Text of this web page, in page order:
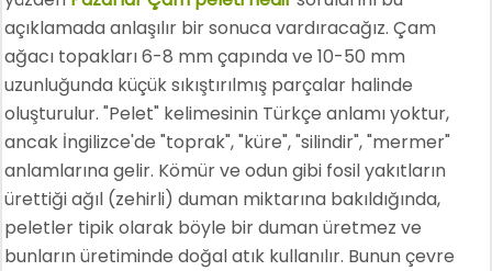
açıklamada anlaşılır bir sonuca vardıracağız. Çam
ağacı topakları 6-8 mm çapında ve 10-50 mm
uzunluğunda küçük sıkıştırılmış parçalar halinde
oluşturulur. "Pelet" kelimesinin Türkçe anlamı yoktur,
ancak İngilizce'de "toprak", "küre", "silindir", "mermer"
anlamlarına gelir. Kömür ve odun gibi fosil yakıtların
ürettiği ağıl (zehirli) duman miktarına bakıldığında,
peletler tipik olarak böyle bir duman üretmez ve
bunların üretiminde doğal atık kullanılır. Bunun çevre